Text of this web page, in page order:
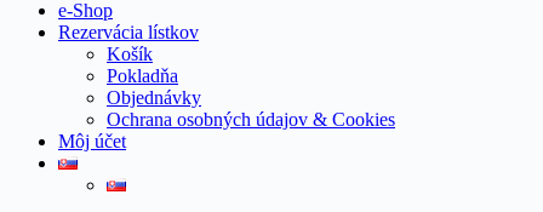
e-Shop
Rezervácia lístkov
Košík
Pokladňa
Objednávky
Ochrana osobných údajov & Cookies
Môj účet